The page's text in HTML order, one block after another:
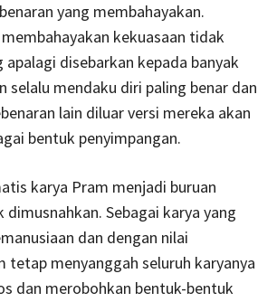
yang membahayakan.
kekuasaan tidak
apalagi disebarkan kepada banyak
selalu mendaku diri paling benar dan
lain diluar versi mereka akan
bentuk penyimpangan.
karya Pram menjadi buruan
dimusnahkan. Sebagai karya yang
dan dengan nilai
tetap menyanggah seluruh karyanya
dan merobohkan bentuk-bentuk